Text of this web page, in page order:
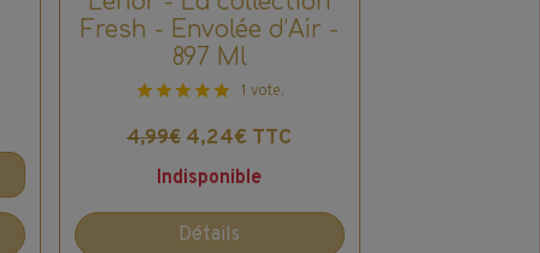
Fresh - Envolée d’Air -
897 Ml
1 vote.
4,99€ 4,24€ TTC
Indisponible
Détails